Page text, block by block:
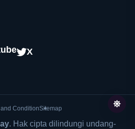
X
ConditionSitemap
. Hak cipta dilindungi undang-